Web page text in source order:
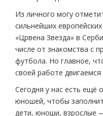
Из личного могу
сильнейших
«Црвена Звезда» в
числе от знакомства с
футбола. Но главное,
своей работе
Сегодня у нас есть ещё
юношей, чтобы
дети, юноши, взрослые